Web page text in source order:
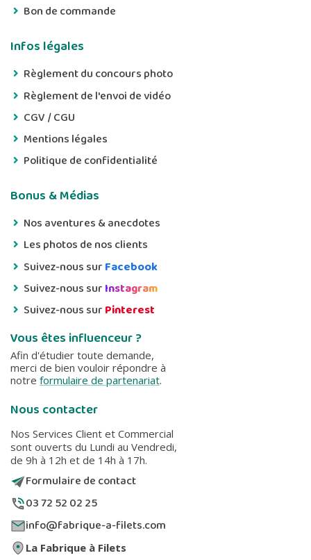
Bon de commande
Infos légales
Règlement du concours photo
Règlement de l'envoi de vidéo
CGV / CGU
Mentions légales
Politique de confidentialité
Bonus & Médias
Nos aventures & anecdotes
Les photos de nos clients
Suivez-nous surFacebook
Suivez-nous surInstagram
Suivez-nous surPinterest
Vous êtes influenceur ?
Afin d'étudier toute demande,
merci de bien vouloir répondre à
notre formulaire de partenariat.
Nous contacter
Nos Services Client et Commercial
sont ouverts du Lundi au Vendredi,
de 9h à 12h et de 14h à 17h.
Formulaire de contact
03 72 52 02 25
info@fabrique-a-filets.com
La Fabrique à Filets